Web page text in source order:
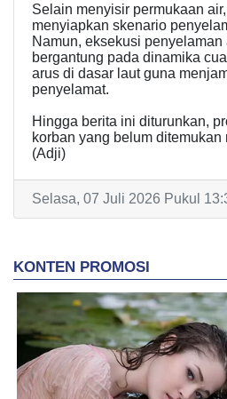
​Selain menyisir permukaan
menyiapkan skenario
Namun, eksekusi penyelaman
bergantung pada dinamika
arus di dasar laut guna
penyelamat.
​Hingga berita ini diturunkan,
korban yang belum
(Adji)
Selasa, 07 Juli 2026 Pukul